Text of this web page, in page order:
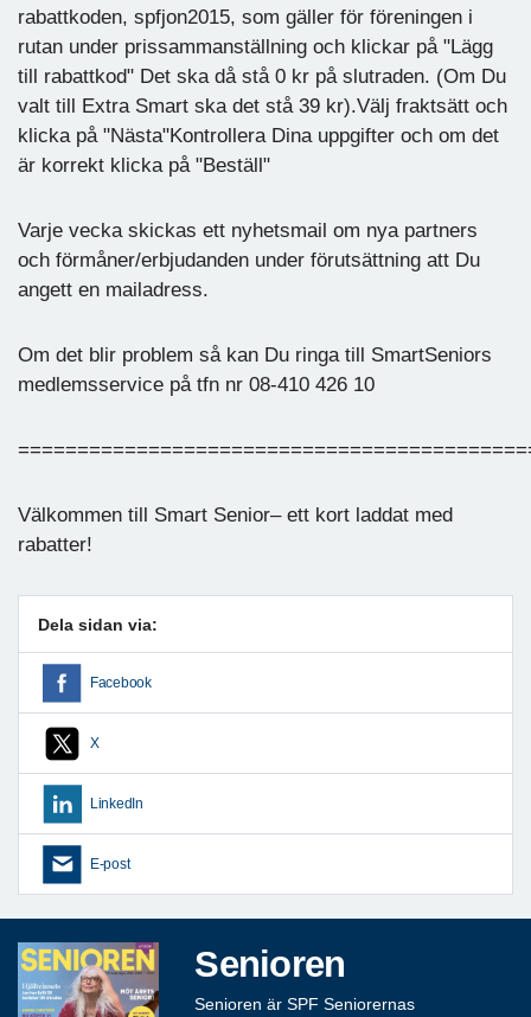
rabattkoden, spfjon2015, som gäller för föreningen i
rutan under prissammanställning och klickar på "Lägg
till rabattkod" Det ska då stå 0 kr på slutraden. (Om Du
valt till Extra Smart ska det stå 39 kr).Välj fraktsätt och
klicka på "Nästa"Kontrollera Dina uppgifter och om det
är korrekt klicka på "Beställ"
Varje vecka skickas ett nyhetsmail om nya partners
och förmåner/erbjudanden under förutsättning att Du
angett en mailadress.
Om det blir problem så kan Du ringa till SmartSeniors
medlemsservice på tfn nr 08-410 426 10
Välkommen till Smart Senior– ett kort laddat med
rabatter!
Dela sidan via:
Facebook
X
LinkedIn
E-post
Senioren
Senioren är SPF Seniorernas